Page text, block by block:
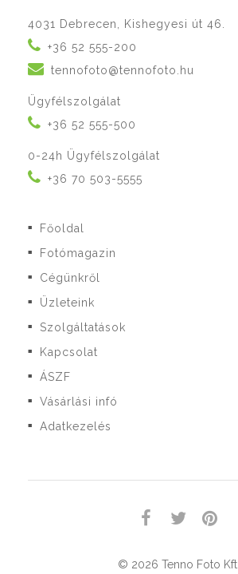
4031 Debrecen, Kishegyesi út 46.
+36 52 555-200
tennofoto@tennofoto.hu
Ügyfélszolgálat
+36 52 555-500
0-24h Ügyfélszolgálat
+36 70 503-5555
■ Főoldal
■ Fotómagazin
■ Cégünkről
■ Üzleteink
■ Szolgáltatások
■ Kapcsolat
■ ÁSZF
■ Vásárlási infó
■ Adatkezelés
© 2026 Tenno Foto Kft.